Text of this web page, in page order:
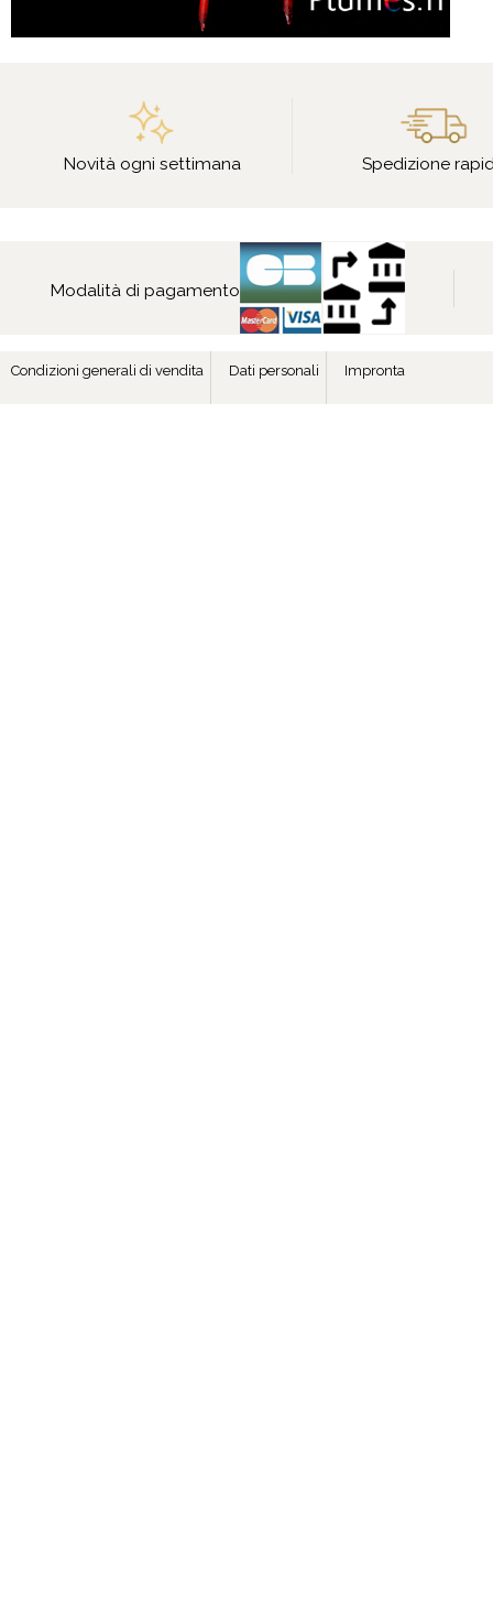
Novità ogni settimana Spedizione
Modalità di pagamento
Condizioni generali di vendita Dati personali Impronta